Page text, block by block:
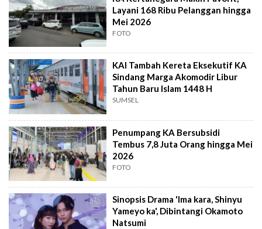
Layani 168 Ribu Pelanggan hingga
Mei 2026
FOTO
KAI Tambah Kereta Eksekutif KA
Sindang Marga Akomodir Libur
Tahun Baru Islam 1448 H
SUMSEL
Penumpang KA Bersubsidi
Tembus 7,8 Juta Orang hingga Mei
2026
FOTO
Sinopsis Drama 'Ima kara, Shinyu
Yameyo ka', Dibintangi Okamoto
Natsumi